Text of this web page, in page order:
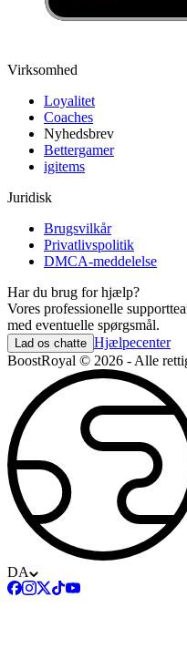
Virksomhed
Loyalitet
Coaches
Nyhedsbrev
Bettergamer
igitems
Juridisk
Brugsvilkår
Privatlivspolitik
DMCA-meddelelse
Har du brug for hjælp?
Vores professionelle
med eventuelle spørgsmål.
Lad os chatte Hjælpecenter
BoostRoyal © 2026 - Alle
DA